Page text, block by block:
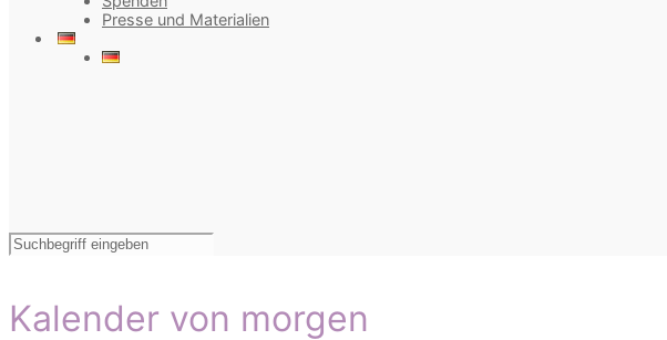
Presse und Materialien
Kalender von morgen